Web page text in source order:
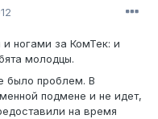
ногами за КомТек: и
молодцы.
было проблем. В
подмене и не идет,
на время